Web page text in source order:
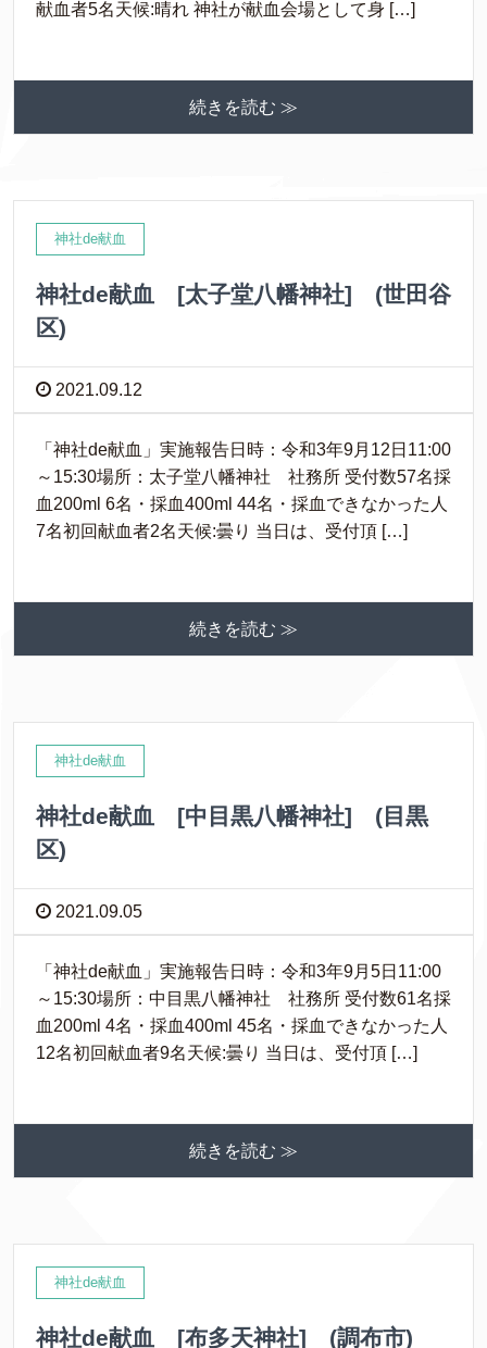
献血者5名天候:晴れ 神社が献血会場として身 […]
続きを読む ≫
神社de献血
神社de献血 [太子堂八幡神社] (世田谷
区)
2021.09.12
「神社de献血」実施報告日時：令和3年9月12日11:00
～15:30場所：太子堂八幡神社 社務所 受付数57名採
血200ml 6名・採血400ml 44名・採血できなかった人
7名初回献血者2名天候:曇り 当日は、受付頂 […]
続きを読む ≫
神社de献血
神社de献血 [中目黒八幡神社] (目黒
区)
2021.09.05
「神社de献血」実施報告日時：令和3年9月5日11:00
～15:30場所：中目黒八幡神社 社務所 受付数61名採
血200ml 4名・採血400ml 45名・採血できなかった人
12名初回献血者9名天候:曇り 当日は、受付頂 […]
続きを読む ≫
神社de献血
神社de献血 [布多天神社] (調布市)